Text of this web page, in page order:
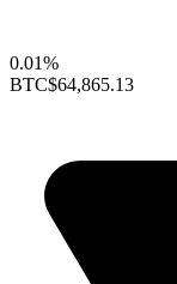
0.01%
BTC$64,865.13